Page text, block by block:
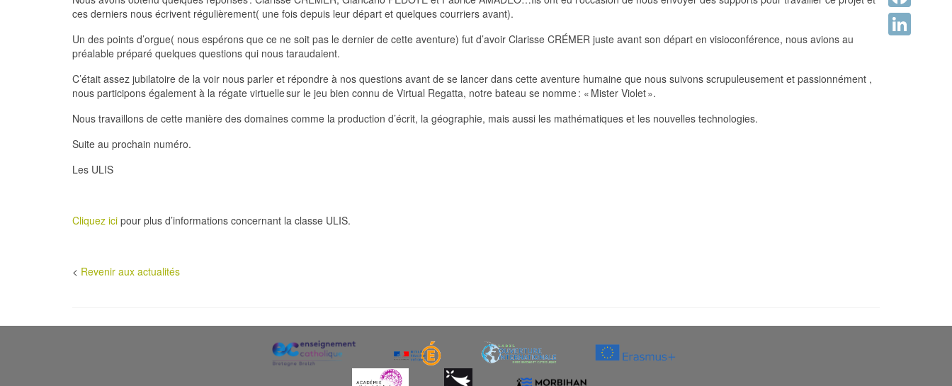
ces derniers nous écrivent régulièrement( une fois depuis leur départ et quelques courriers avant).
Un des points d’orgue( nous espérons que ce ne soit pas le dernier de cette aventure) fut d’avoir Clarisse CRÉMER juste avant son départ en visioconférence, nous avions au
préalable préparé quelques questions qui nous taraudaient.
C’était assez jubilatoire de la voir nous parler et répondre à nos questions avant de se lancer dans cette aventure humaine que nous suivons scrupuleusement et passionnément ,
nous participons également à la régate virtuelle sur le jeu bien connu de Virtual Regatta, notre bateau se nomme : « Mister Violet ».
Nous travaillons de cette manière des domaines comme la production d’écrit, la géographie, mais aussi les mathématiques et les nouvelles technologies.
Suite au prochain numéro.
Les ULIS
Cliquez ici pour plus d’informations concernant la classe ULIS.
< Revenir aux actualités
Facebook